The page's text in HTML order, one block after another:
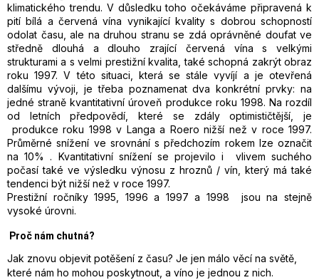
klimatického trendu. V důsledku toho očekáváme připravená k
pití bílá a červená vína vynikající kvality s dobrou schopností
odolat času, ale na druhou stranu se zdá oprávněné doufat ve
středně dlouhá a dlouho zrající červená vína s velkými
strukturami a s velmi prestižní kvalita, také schopná zakrýt obraz
roku 1997. V této situaci, která se stále vyvíjí a je otevřená
dalšímu vývoji, je třeba poznamenat dva konkrétní prvky: na
jedné straně kvantitativní úroveň produkce roku 1998. Na rozdíl
od letních předpovědí, které se zdály optimističtější, je
produkce roku 1998 v Langa a Roero nižší než v roce 1997.
Průměrné snížení ve srovnání s předchozím rokem lze označit
na 10% . Kvantitativní snížení se projevilo i vlivem suchého
počasí také ve výsledku výnosu z hroznů / vín, který má také
tendenci být nižší než v roce 1997.
Prestižní ročníky 1995, 1996 a 1997 a 1998 jsou na stejně
vysoké úrovni.
Proč nám chutná?
Jak znovu objevit potěšení z času? Je jen málo věcí na světě,
které nám ho mohou poskytnout, a víno je jednou z nich.